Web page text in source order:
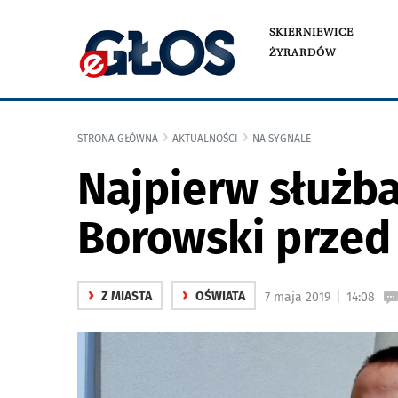
SKIERNIEWICE
ŻYRARDÓW
STRONA GŁÓWNA AKTUALNOŚCI NA SYGNALE
Najpierw
Borowski przed
› Z MIASTA › OŚWIATA 7 maja 2019 14:08